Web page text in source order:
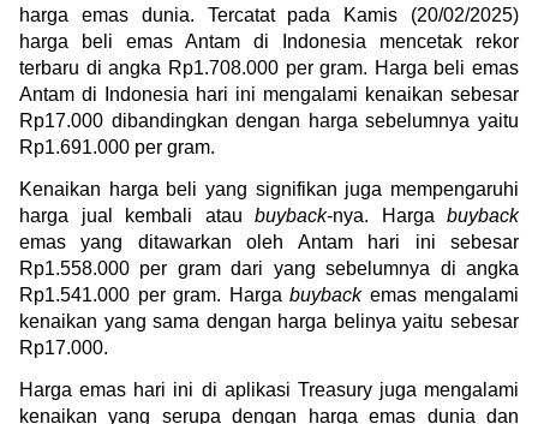
harga emas dunia. Tercatat pada Kamis (20/02/2025)
harga beli emas Antam di Indonesia mencetak rekor
terbaru di angka Rp1.708.000 per gram. Harga beli emas
Antam di Indonesia hari ini mengalami kenaikan sebesar
Rp17.000 dibandingkan dengan harga sebelumnya yaitu
Rp1.691.000 per gram.
Kenaikan harga beli yang signifikan juga mempengaruhi
harga jual kembali atau buyback-nya. Harga buyback
emas yang ditawarkan oleh Antam hari ini sebesar
Rp1.558.000 per gram dari yang sebelumnya di angka
Rp1.541.000 per gram. Harga buyback emas mengalami
kenaikan yang sama dengan harga belinya yaitu sebesar
Rp17.000.
Harga emas hari ini di aplikasi Treasury juga mengalami
kenaikan yang serupa dengan harga emas dunia dan